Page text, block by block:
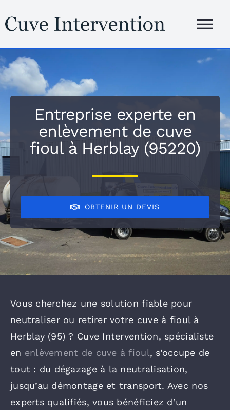
au
Services
Entreprise experte en
enlèvement de cuve
fioul à Herblay (95220)
OBTENIR UN DEVIS
Vous cherchez une solution fiable pour
neutraliser ou retirer votre cuve à fioul à
Herblay (95) ? Cuve Intervention, spécialiste
en enlèvement de cuve à fioul, s’occupe de
tout : du dégazage à la neutralisation,
jusqu’au démontage et transport. Avec nos
experts qualifiés, vous bénéficiez d’un